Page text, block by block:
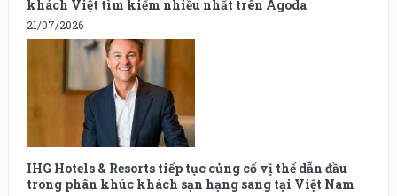
khách Việt tìm kiếm nhiều nhất trên Agoda
21/07/2026
IHG Hotels & Resorts tiếp tục củng cố vị thế dẫn đầu
trong phân khúc khách sạn hạng sang tại Việt Nam